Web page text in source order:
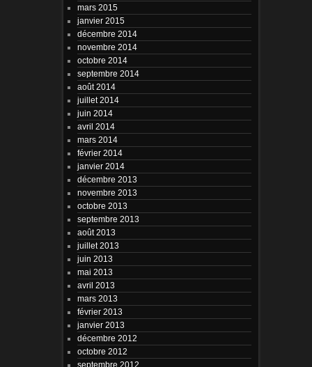
mars 2015
janvier 2015
décembre 2014
novembre 2014
octobre 2014
septembre 2014
août 2014
juillet 2014
juin 2014
avril 2014
mars 2014
février 2014
janvier 2014
décembre 2013
novembre 2013
octobre 2013
septembre 2013
août 2013
juillet 2013
juin 2013
mai 2013
avril 2013
mars 2013
février 2013
janvier 2013
décembre 2012
octobre 2012
septembre 2012